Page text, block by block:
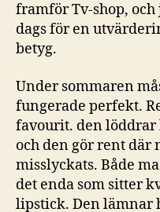
framför Tv-shop,
dags för en
betyg.
Under sommaren
fungerade perfekt.
favourit. den
och den gör rent där
misslyckats. Både
det enda som sitter
lipstick. Den lämnar